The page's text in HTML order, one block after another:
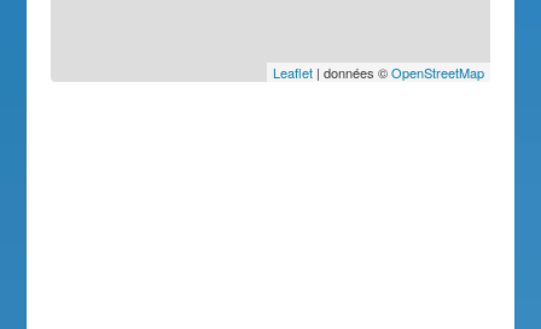
Leaflet| données ©OpenStreetMap